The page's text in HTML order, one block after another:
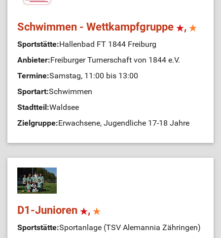
Schwimmen - Wettkampfgruppe ,
Sportstätte:Hallenbad FT 1844 Freiburg
Anbieter:Freiburger Turnerschaft von 1844 e.V.
Termine:Samstag, 11:00 bis 13:00
Sportart:Schwimmen
Stadtteil:Waldsee
Zielgruppe:Erwachsene, Jugendliche 17-18 Jahre
D1-Junioren ,
Sportstätte:Sportanlage (TSV Alemannia Zähringen)